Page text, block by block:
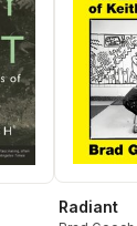
Radiant